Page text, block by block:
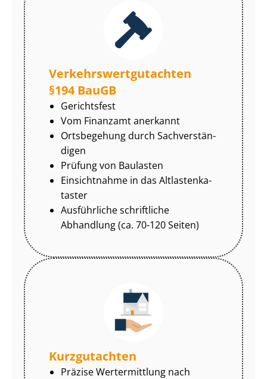
Ver­kehrs­wert­gut­ach­ten
§194 BauGB
Gerichtsfest
Vom Finanzamt anerkannt
Ortsbegehung durch Sach­ver­stän­
di­gen
Prüfung von Baulasten
Einsichtnahme in das Alt­las­ten­ka­
tas­ter
Ausführliche schriftliche
Abhandlung (ca. 70-120 Seiten)
Kurzgutachten
Präzise Wertermittlung nach